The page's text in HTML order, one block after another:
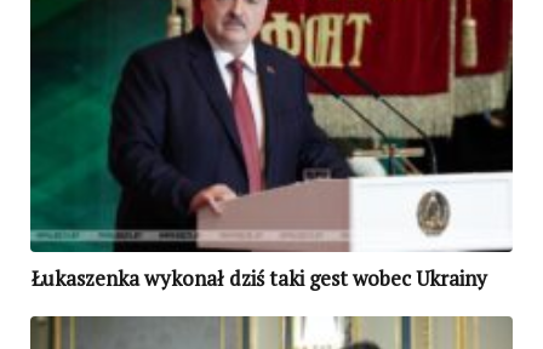
Łukaszenka wykonał dziś taki gest wobec Ukrainy